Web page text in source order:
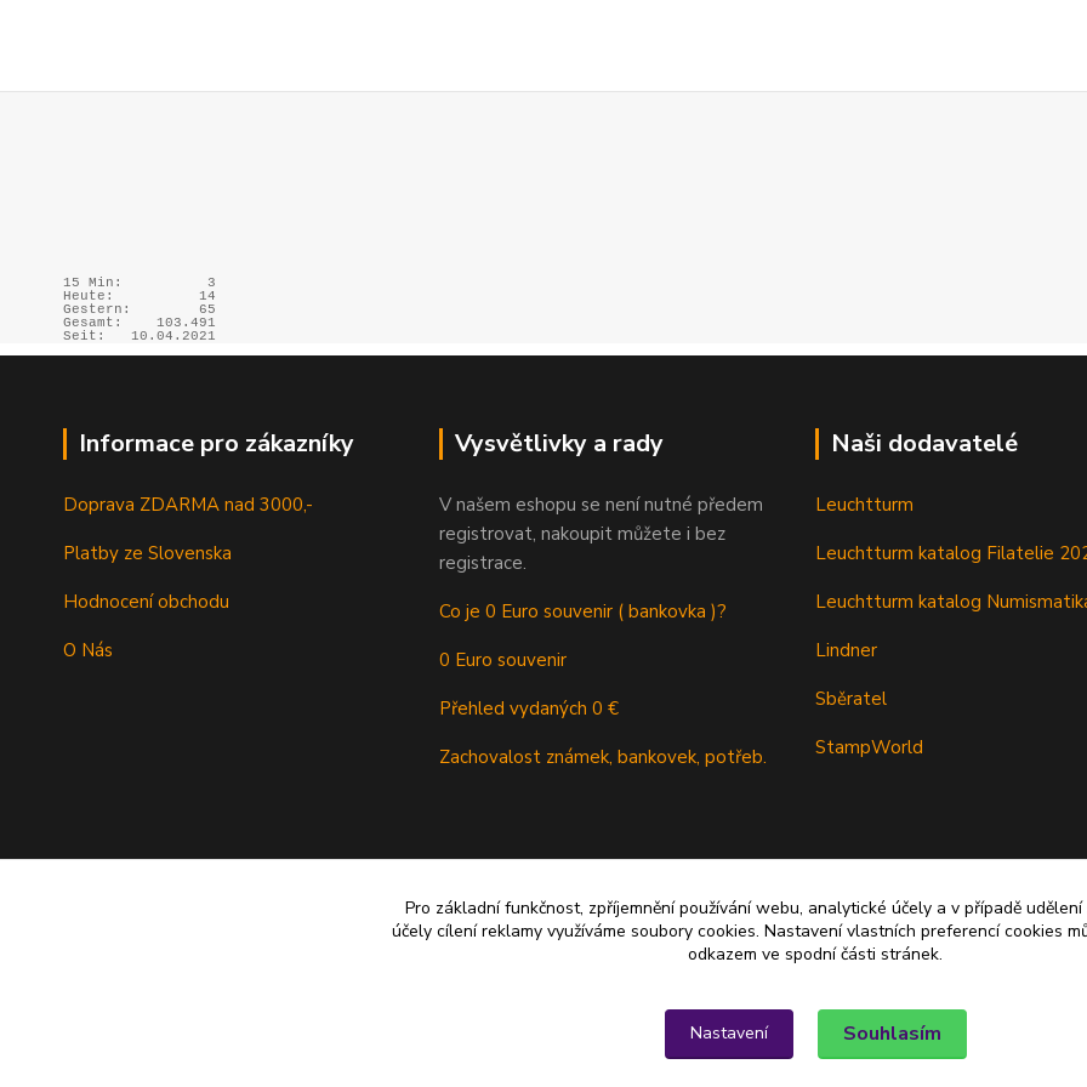
15 Min:
3
Heute:
14
Gestern:
65
Gesamt:
103.491
Seit:
10.04.2021
Informace pro zákazníky
Doprava ZDARMA nad 3000,-
Platby ze Slovenska
Hodnocení obchodu
O Nás
Vysvětlivky a rady
V našem eshopu se není nutné předem
registrovat, nakoupit můžete i bez
registrace.
Co je 0 Euro souvenir ( bankovka )?
0 Euro souvenir
Přehled vydaných 0 €
Zachovalost známek, bankovek, potřeb.
Naši dodavatelé
Leuchtturm
Leuchtturm katalog Filatelie
Leuchtturm katalog
Lindner
Sběratel
StampWorld
Pro základní funkčnost, zpříjemnění používání webu, analytické účely a v případě
účely cílení reklamy využíváme soubory cookies. Nastavení vlastních preferencí cookies
odkazem ve spodní části stránek.
Nastavení Souhlasím